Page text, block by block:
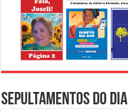
Sepultamentos do dia